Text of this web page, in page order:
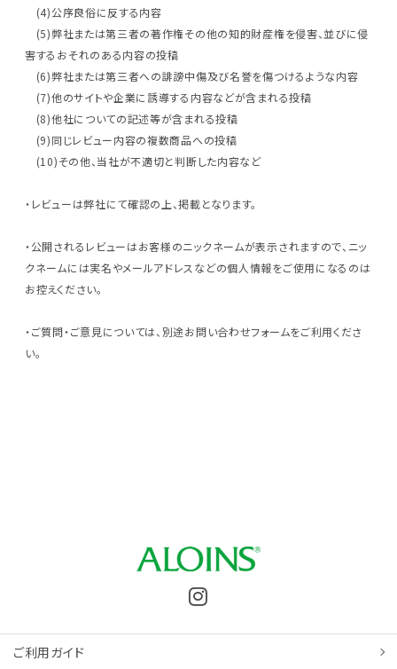
(4)公序良俗に反する内容
(5)弊社または第三者の著作権その他の知的財産権を侵害、並びに侵
害するおそれのある内容の投稿
(6)弊社または第三者への誹謗中傷及び名誉を傷つけるような内容
(7)他のサイトや企業に誘導する内容などが含まれる投稿
(8)他社についての記述等が含まれる投稿
(9)同じレビュー内容の複数商品への投稿
(10)その他、当社が不適切と判断した内容など
・レビューは弊社にて確認の上、掲載となります。
・公開されるレビューはお客様のニックネームが表示されますので、ニッ
クネームには実名やメールアドレスなどの個人情報をご使用になるのは
お控えください。
・ご質問・ご意見については、別途お問い合わせフォームをご利用くださ
い。
ご利用ガイド